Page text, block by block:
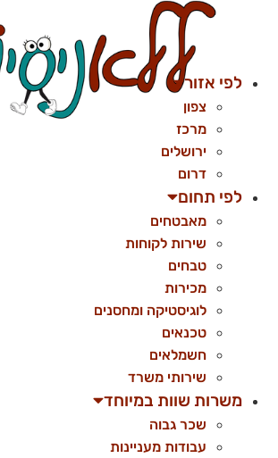
לפי אזור
צפון
מרכז
ירושלים
דרום
לפי תחום
מאבטחים
שירות לקוחות
טבחים
מכירות
לוגיסטיקה ומחסנים
טכנאים
חשמלאים
שירותי משרד
משרות שוות במיוחד
שכר גבוה
עבודות מעניינות